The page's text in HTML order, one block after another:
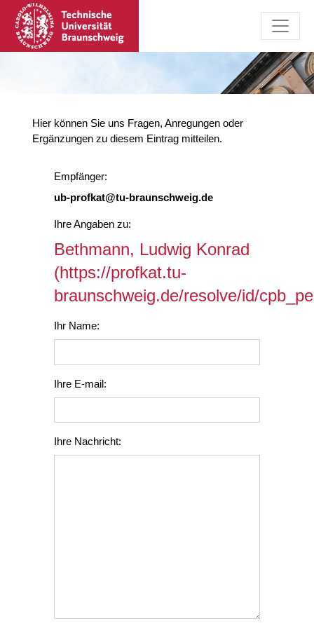
Hier können Sie uns Fragen, Anregungen oder
Ergänzungen zu diesem Eintrag mitteilen.
Empfänger:
ub-profkat@tu-braunschweig.de
Ihre Angaben zu:
Bethmann, Ludwig Konrad
(https://profkat.tu-
braunschweig.de/resolve/id/
Ihr Name:
Ihre E-mail:
Ihre Nachricht: